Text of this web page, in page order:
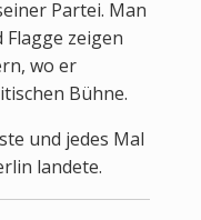
Partei. Man
zeigen
wo er
Bühne.
und jedes Mal
landete.